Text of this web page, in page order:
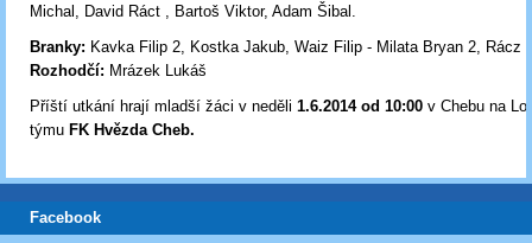
Michal, David Ráct , Bartoš Viktor, Adam Šibal.
Branky: Kavka Filip 2, Kostka Jakub, Waiz Filip - Milata Bryan 2, Rácz
Rozhodčí: Mrázek Lukáš
Příští utkání hrají mladší žáci v neděli 1.6.2014 od 10:00 v Chebu na
týmu FK Hvězda Cheb.
Facebook